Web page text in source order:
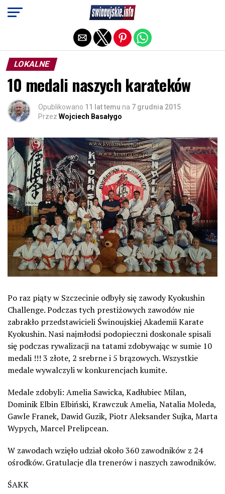
LOKALNE
10 medali naszych karateków
Opublikowano 11 lat temu na 7 grudnia 2015
Przez Wojciech Basałygo
Po raz piąty w Szczecinie odbyły się zawody Kyokushin
Challenge. Podczas tych prestiżowych zawodów nie
zabrakło przedstawicieli Świnoujskiej Akademii Karate
Kyokushin. Nasi najmłodsi podopieczni doskonale spisali
się podczas rywalizacji na tatami zdobywając w sumie 10
medali !!! 3 złote, 2 srebrne i 5 brązowych. Wszystkie
medale wywalczyli w konkurencjach kumite.
Medale zdobyli: Amelia Sawicka, Kadłubiec Milan,
Dominik Elbin Elbiński, Krawczuk Amelia, Natalia Moleda,
Gawle Franek, Dawid Guzik, Piotr Aleksander Sujka, Marta
Wypych, Marcel Prelipcean.
W zawodach wzięło udział około 360 zawodników z 24
ośrodków. Gratulacje dla trenerów i naszych zawodników.
ŚAKK
Exit mobile version